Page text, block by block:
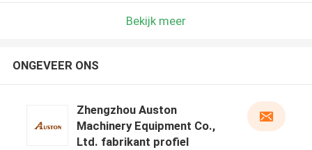
Bekijk meer
ONGEVEER ONS
Zhengzhou Auston
Machinery Equipment Co.,
Ltd. fabrikant profiel